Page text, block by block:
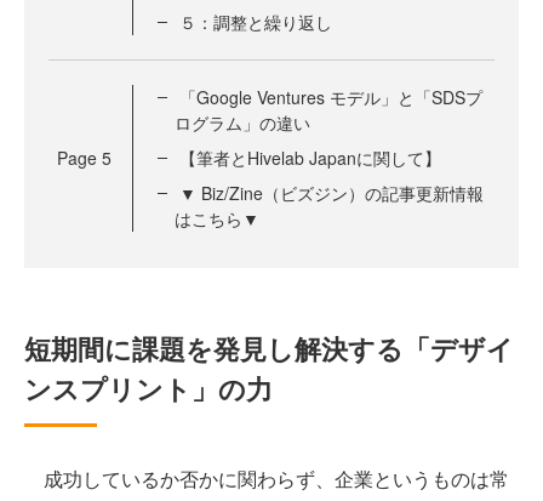
５：調整と繰り返し
Page 5
「Google Ventures モデル」と「SDSプ
ログラム」の違い
【筆者とHivelab Japanに関して】
▼ Biz/Zine（ビズジン）の記事更新情報
はこちら▼
短期間に課題を発見し解決する「デザイ
ンスプリント」の力
成功しているか否かに関わらず、企業というものは常